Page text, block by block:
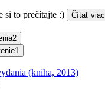
si to prečítajte :)
Čítať viac
2
1
(kniha, 2013)